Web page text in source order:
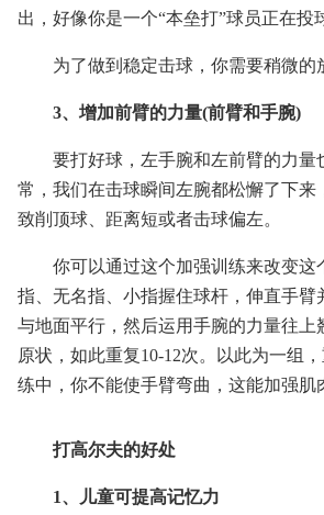
出，好像你是一个“本垒打”球员正在投
为了做到稳定击球，你需要稍微的
3、增加前臂的力量(前臂和手腕)
要打好球，左手腕和左前臂的力量
常，我们在击球瞬间左腕都松懈了下来
致削顶球、距离短或者击球偏左。
你可以通过这个加强训练来改变这
指、无名指、小指握住球杆，伸直手臂
与地面平行，然后运用手腕的力量往上
原状，如此重复10-12次。以此为一组
练中，你不能使手臂弯曲，这能加强肌
打高尔夫的好处
1、儿童可提高记忆力